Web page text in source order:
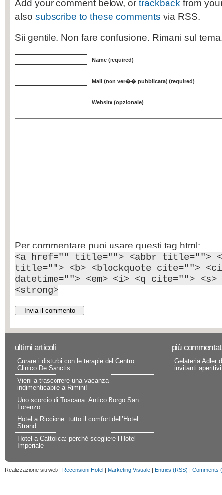
Add your comment below, or trackback from
also subscribe to these comments via RSS.
Sii gentile. Non fare confusione. Rimani sul
Name (required)
Mail (non ver�� pubblicata) (required)
Website (opzionale)
Per commentare puoi usare questi tag html:
<a href="" title=""> <abbr title="">
title=""> <b> <blockquote cite="">
datetime=""> <em> <i> <q cite="">
<strong>
ultimi articoli
Curare i disturbi con le terapie del Centro
Clinico De Sanctis
Vieni a trascorrere una vacanza
indimenticabile a Rimini!
Uno scorcio di Toscana: Antico Borgo San
Lorenzo
Hotel a Riccione: tutto il comfort dell’Hotel
Strand
Hotel a Cattolica: perché scegliere l’Hotel
Imperiale
più
Gelateria Adler
invitanti aperitivi
Realizzazione siti web | Recensioni Hotel | Marketing Visuale | Entries (RSS) | Comments